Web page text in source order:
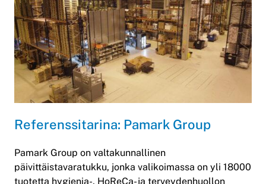
Referenssitarina: Pamark Group
Pamark Group on valtakunnallinen
päivittäistavaratukku, jonka valikoimassa on yli 18000
tuotetta hygienia-, HoReCa- ja terveydenhuollon